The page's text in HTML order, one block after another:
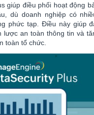
giúp điều phối hoạt động
dù doanh nghiệp có
phức tạp. Điều này giúp
lược an toàn thông tin và
toàn tổ chức.